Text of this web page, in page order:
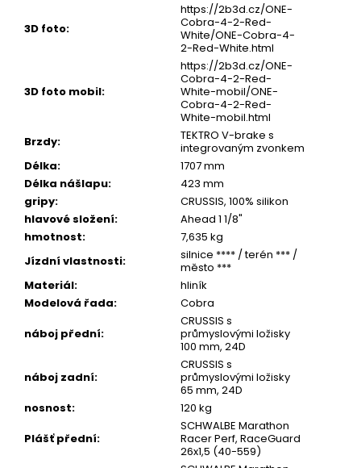
3D foto:
https://2b3d.cz/ONE-
Cobra-4-2-Red-
White/ONE-Cobra-4-
2-Red-White.html
3D foto mobil:
https://2b3d.cz/ONE-
Cobra-4-2-Red-
White-mobil/ONE-
Cobra-4-2-Red-
White-mobil.html
Brzdy:
TEKTRO V-brake s
integrovaným zvonkem
Délka:
1707 mm
Délka nášlapu:
423 mm
gripy:
CRUSSIS, 100% silikon
hlavové složení:
Ahead 1 1/8"
hmotnost:
7,635 kg
Jízdní vlastnosti:
silnice **** / terén *** /
město ***
Materiál:
hliník
Modelová řada:
Cobra
náboj přední:
CRUSSIS s
průmyslovými ložisky
100 mm, 24D
náboj zadní:
CRUSSIS s
průmyslovými ložisky
65 mm, 24D
nosnost:
120 kg
Plášť přední:
SCHWALBE Marathon
Racer Perf, RaceGuard
26x1,5 (40-559)